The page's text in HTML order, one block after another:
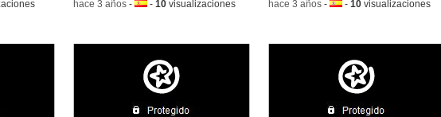
-hace 3 años- Idioma:
- 10visualizaciones -hace 3 años- Idioma:
- 10visualizaciones